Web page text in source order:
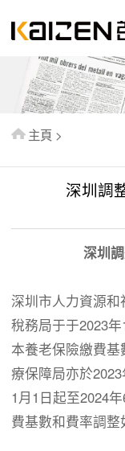
主頁 >
深圳調
深圳
深圳市人力資源
稅務局于于2023
本養老保險繳費
療保障局亦於
1月1日起至2024
費基數和費率調整